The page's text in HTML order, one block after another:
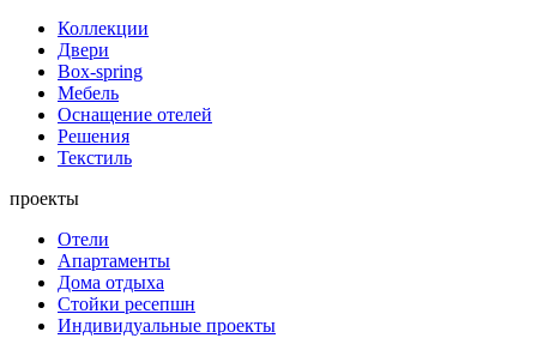
Коллекции
Двери
Box-spring
Мебель
Оснащение отелей
Решения
Текстиль
проекты
Отели
Апартаменты
Дома отдыха
Стойки ресепшн
Индивидуальные проекты